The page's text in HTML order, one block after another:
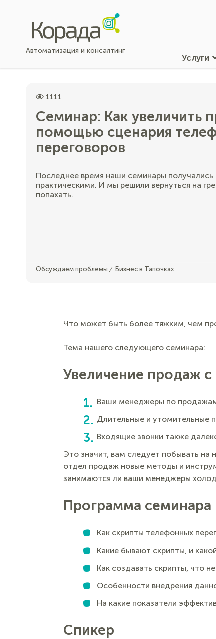
Автоматизация и консалтинг
Услуги
1111
Семинар: Как увеличить
помощью сценария
переговоров
Последнее время наши семинары
практическими. И мы решили вернуться на
попахать.
Обсуждаем проблемы ⁄ Бизнес в Тапочках
Что может быть более тяжким, чем
Тема нашего следующего семинара:
Увеличение продаж
Ваши менеджеры по
Длительные и утомительные
Входящие звонки также
Это значит, вам следует побывать на
отдел продаж новые методы и
занимаются ли ваши менеджеры
Программа семинара
Как скрипты телефонных
Какие бывают скрипты, и
Как создавать скрипты, что
Особенности внедрения
На какие показатели
Спикер